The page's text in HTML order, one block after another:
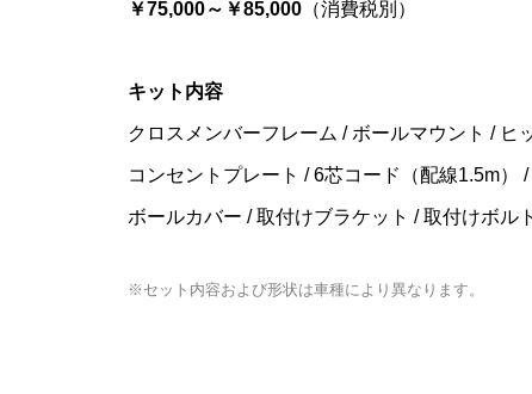
￥75,000～￥85,000 （消費税別）
キット内容
クロスメンバーフレーム / ボールマウント /
コンセントプレート / 6芯コード（配線1.5m）
ボールカバー / 取付けブラケット / 取付けボル
※セット内容および形状は車種により異なります。